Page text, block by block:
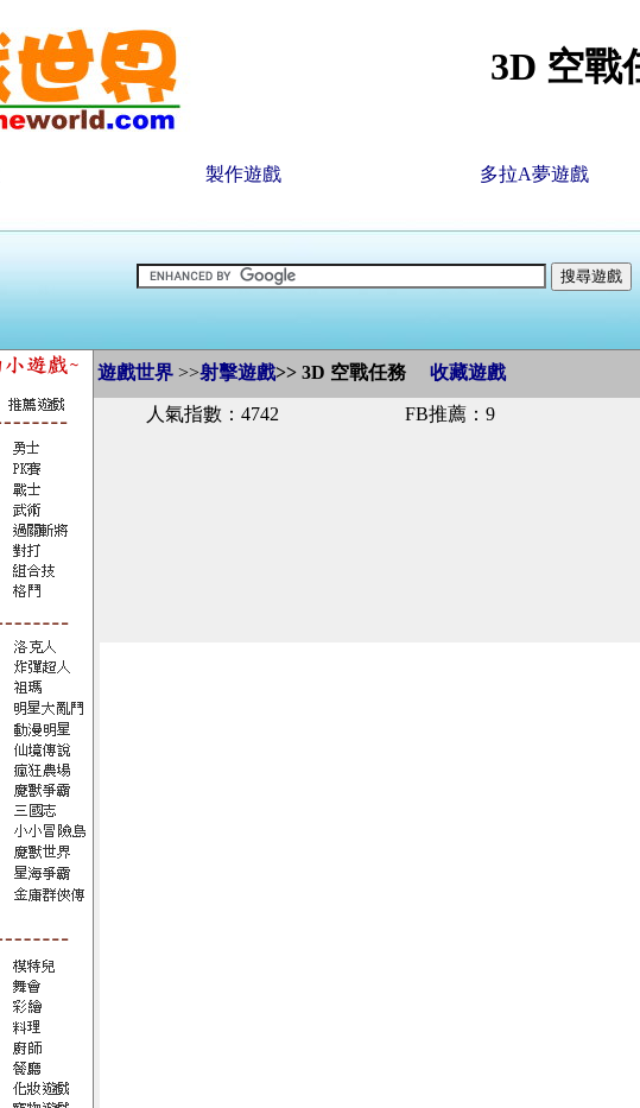
3D 空戰
製作遊戲 多拉A夢遊戲
遊戲世界 >>射擊遊戲>>3D 空戰任務 收藏遊戲
人氣指數：4742 FB推薦：9